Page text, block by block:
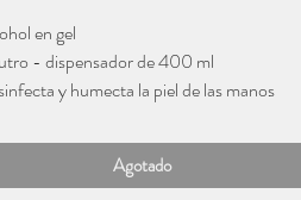
en gel
- dispensador de 400 ml
y humecta la piel de las manos
Agotado